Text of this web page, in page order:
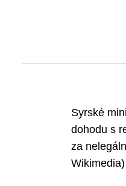
Syrské
dohodu s
za
Wikimedia)